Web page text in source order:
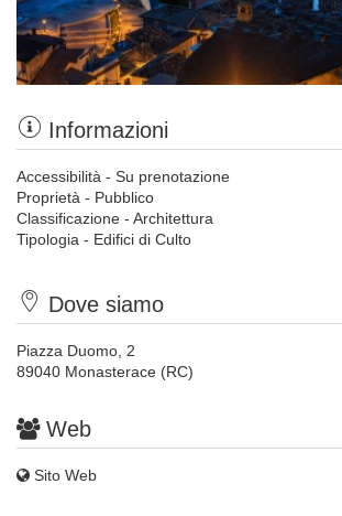
Informazioni
Accessibilità - Su prenotazione
Proprietà - Pubblico
Classificazione - Architettura
Tipologia - Edifici di Culto
Dove siamo
Piazza Duomo, 2
89040 Monasterace (RC)
Web
Sito Web